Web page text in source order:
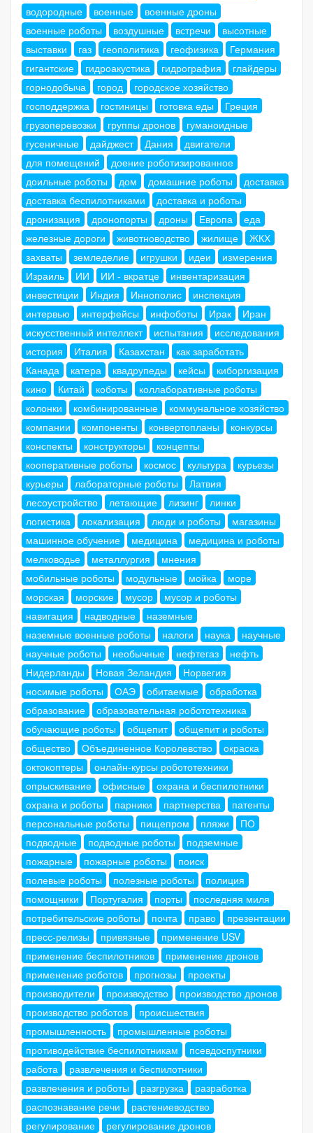
водородные
военные
военные дроны
военные роботы
воздушные встречи
высотные
выставки
газ геополитика геофизика
Германия
гигантские
гидроакустика гидрография
глайдеры
горнодобыча
город
городское хозяйство
господдержка
гостиницы готовка еды
Греция
грузоперевозки
группы дронов
гуманоидные
гусеничные
дайджест Дания
двигатели
для помещений
доение роботизированное
доильные роботы
дом домашние роботы
доставка
доставка беспилотниками
доставка и роботы
дронизация
дронопорты дроны Европа
еда
железные дороги
животноводство жилище
ЖКХ
захваты
земледелие игрушки идеи
измерения
Израиль
ИИ ИИ - вкратце
инвентаризация
инвестиции
Индия Иннополис
инспекция
интервью
интерфейсы инфоботы Ирак
Иран
искусственный интеллект
испытания
исследования
история
Италия Казахстан
как заработать
Канада
катера квадрупеды кейсы
киборгизация
кино
Китай коботы
коллаборативные роботы
колонки
комбинированные
коммунальное хозяйство
компании
компоненты конвертопланы
конкурсы
конспекты
конструкторы
концепты
кооперативные роботы
космос культура
курьезы
курьеры
лабораторные роботы
Латвия
лесоустройство
летающие лизинг
линки
логистика
локализация люди и роботы
магазины
машинное обучение
медицина
медицина и роботы
мелководье
металлургия
мнения
мобильные роботы
модульные мойка
море
морская
морские мусор
мусор и роботы
навигация
надводные
наземные
наземные военные роботы
налоги наука
научные
научные роботы
необычные нефтегаз
нефть
Нидерланды
Новая Зеландия
Норвегия
носимые роботы
ОАЭ обитаемые
обработка
образование
образовательная робототехника
обучающие роботы
общепит
общепит и роботы
общество
Объединенное Королевство
окраска
октокоптеры
онлайн-курсы робототехники
опрыскивание
офисные
охрана и беспилотники
охрана и роботы
парники партнерства
патенты
персональные роботы
пищепром пляжи
ПО
подводные
подводные роботы
подземные
пожарные
пожарные роботы
поиск
полевые роботы
полезные роботы
полиция
помощники
Португалия порты
последняя миля
потребительские роботы
почта право
презентации
пресс-релизы
привязные
применение USV
применение беспилотников
применение дронов
применение роботов
прогнозы
проекты
производители
производство
производство дронов
производство роботов
происшествия
промышленность
промышленные роботы
противодействие беспилотникам
псевдоспутники
работа
развлечения и беспилотники
развлечения и роботы
разгрузка
разработка
распознавание речи
растениеводство
регулирование
регулирование дронов